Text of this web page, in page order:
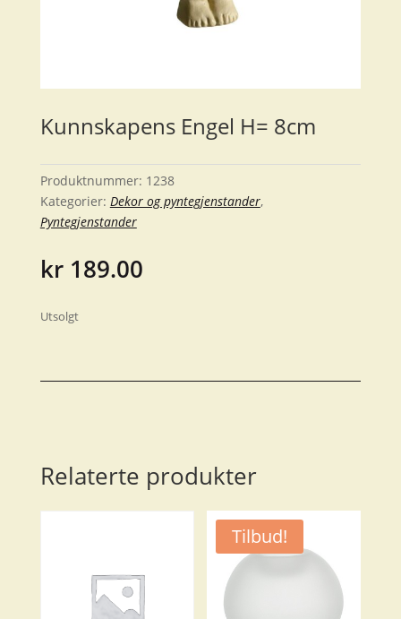
Kunnskapens Engel H= 8cm
Produktnummer: 1238
Kategorier: Dekor og pyntegjenstander,
Pyntegjenstander
kr189.00
Utsolgt
Relaterte produkter
Tilbud!